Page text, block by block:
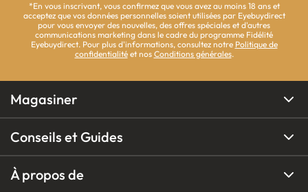
*En vous inscrivant, vous confirmez que vous avez au moins 18 ans et
acceptez que vos données personnelles soient utilisées par Eyebuydirect
pour vous envoyer des nouvelles, des offres spéciales et d'autres
communications marketing dans le cadre du programme Fidélité
Eyebuydirect. Pour plus d'informations, consultez notre Politique de
confidentialitéet nos Conditions générales.
Magasiner
Conseils et Guides
À propos de